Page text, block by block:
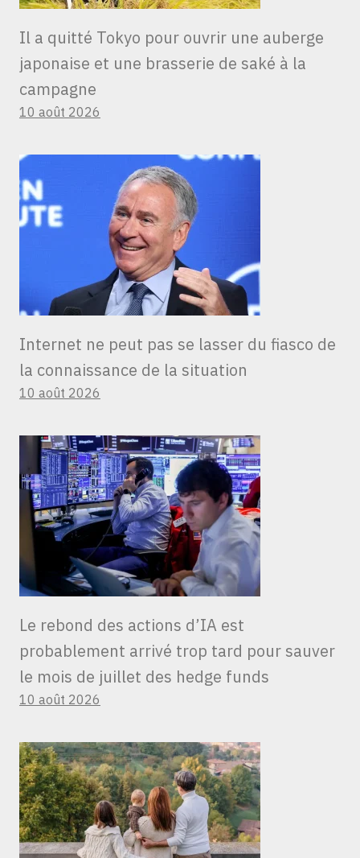
Il a quitté Tokyo pour ouvrir une auberge
japonaise et une brasserie de saké à la
campagne
10 août 2026
Internet ne peut pas se lasser du fiasco de
la connaissance de la situation
10 août 2026
Le rebond des actions d’IA est
probablement arrivé trop tard pour sauver
le mois de juillet des hedge funds
10 août 2026